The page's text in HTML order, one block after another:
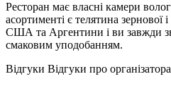
Ресторан має власні камери
асортименті є телятина зернової
США та Аргентини і ви завжди
смаковим уподобанням.
Відгуки Відгуки про організатора